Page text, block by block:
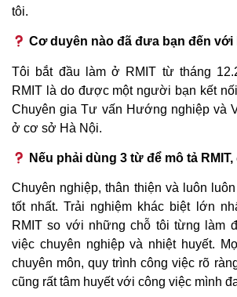
tôi.
Cơ duyên nào đã đưa bạn đến với
Tôi bắt đầu làm ở RMIT từ tháng
RMIT là do được một người bạn kết
Chuyên gia Tư vấn Hướng nghiệp và
ở cơ sở Hà Nội.
Nếu phải dùng 3 từ để mô tả
Chuyên nghiệp, thân thiện và luôn
tốt nhất. Trải nghiệm khác biệt lớn
RMIT so với những chỗ tôi từng làm
việc chuyên nghiệp và nhiệt huyết.
chuyên môn, quy trình công việc rõ
cũng rất tâm huyết với công việc mình